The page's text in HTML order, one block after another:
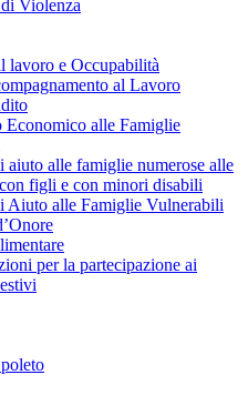
Violenza
lavoro e Occupabilità
al Lavoro
Economico alle Famiglie
aiuto alle famiglie numerose alle
figli e con minori disabili
Aiuto alle Famiglie Vulnerabili
per la partecipazione ai